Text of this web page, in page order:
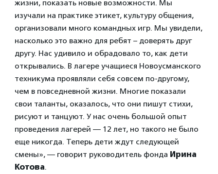
жизни, показать новые возможности. Мы
изучали на практике этикет, культуру общения,
организовали много командных игр. Мы увидели,
насколько это важно для ребят – доверять друг
другу. Нас удивило и обрадовало то, как дети
открывались. В лагере учащиеся Новоусманского
техникума проявляли себя совсем по-другому,
чем в повседневной жизни. Многие показали
свои таланты, оказалось, что они пишут стихи,
рисуют и танцуют. У нас очень большой опыт
проведения лагерей — 12 лет, но такого не было
еще никогда. Теперь дети ждут следующей
смены», — говорит руководитель фонда Ирина
Котова.